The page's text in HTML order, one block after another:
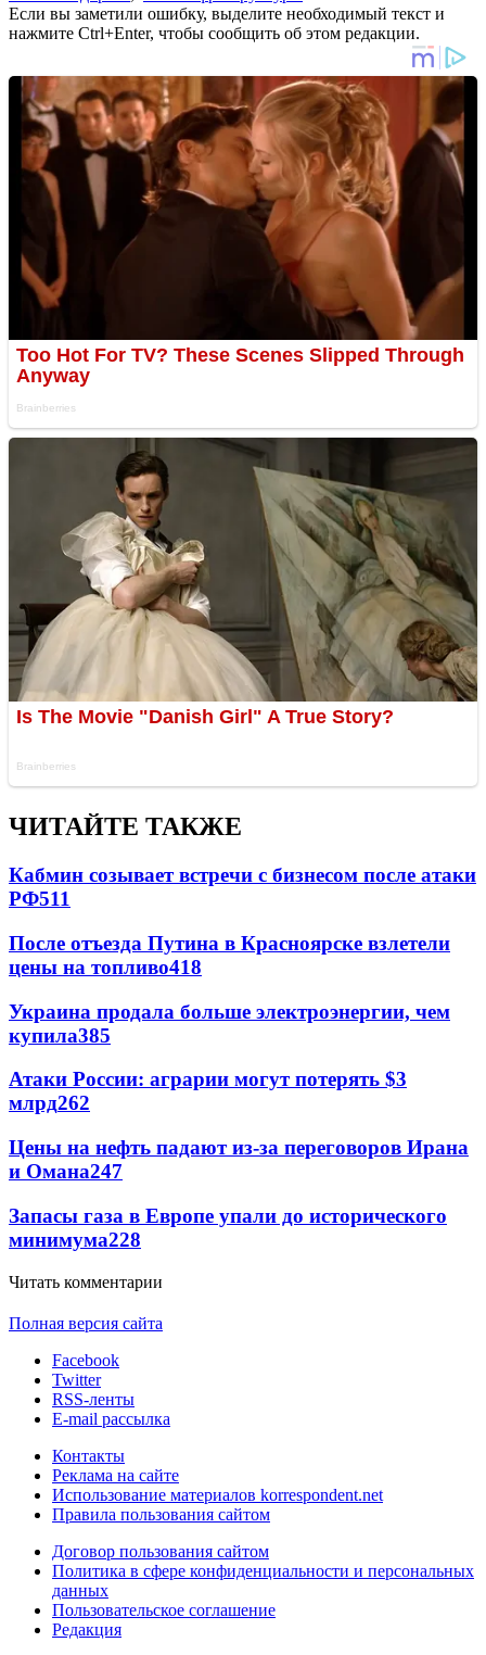
Если вы заметили ошибку, выделите необходимый текст и
нажмите Ctrl+Enter, чтобы сообщить об этом редакции.
ЧИТАЙТЕ ТАКЖЕ
Кабмин созывает встречи с бизнесом после атаки
РФ511
После отъезда Путина в Красноярске взлетели
цены на топливо418
Украина продала больше электроэнергии, чем
купила385
Атаки России: аграрии могут потерять $3
млрд262
Цены на нефть падают из-за переговоров Ирана
и Омана247
Запасы газа в Европе упали до исторического
минимума228
Читать комментарии
Полная версия сайта
Facebook
Twitter
RSS-ленты
E-mail рассылка
Контакты
Реклама на сайте
Использование материалов korrespondent.net
Правила пользования сайтом
Договор пользования сайтом
Политика в сфере конфиденциальности и персональных
данных
Пользовательское соглашение
Редакция